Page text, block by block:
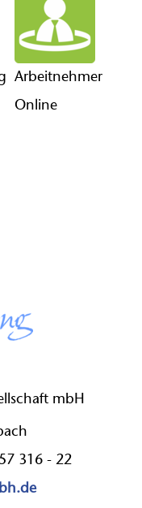
Arbeitnehmer
Online
mbH
316 - 22